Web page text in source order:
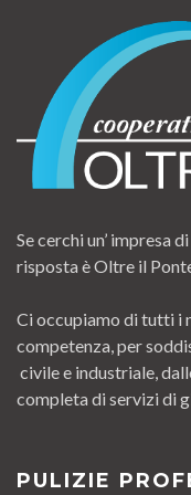
Se cerchi un’ impresa
risposta è Oltre il
Ci occupiamo di tutti i
competenza, per
civile e industriale,
completa di servizi di
PULIZIE